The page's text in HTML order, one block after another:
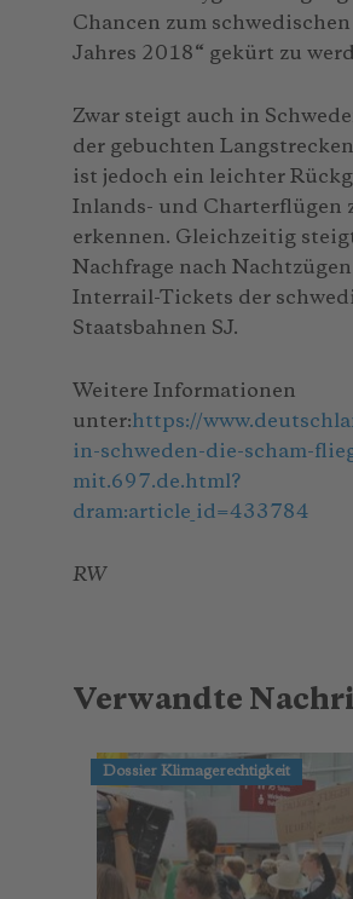
Chancen zum schwedischen
Jahres 2018“ gekürt zu
Zwar steigt auch in
der gebuchten
ist jedoch ein leichter
Inlands- und Charterflügen
erkennen. Gleichzeitig
Nachfrage nach
Interrail-Tickets der
Staatsbahnen SJ.
Weitere Informationen
unter:https://
in-schweden-die-scham-
mit.697.de.html?
dram:article_id=433784
RW
Verwandte
Dossier Klimagerechtigkeit